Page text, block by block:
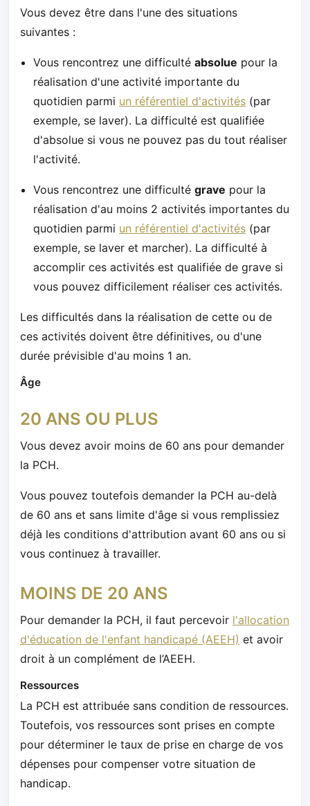
Vous devez être dans l'une des situations
suivantes :
Vous rencontrez une difficultéabsolue pour la
réalisation d'une activité importante du
quotidien parmi un référentiel d'activités (par
exemple, se laver). La difficulté est qualifiée
d'absolue si vous ne pouvez pas du tout réaliser
l'activité.
Vous rencontrez une difficultégrave pour la
réalisation d'au moins 2 activités importantes du
quotidien parmi un référentiel d'activités (par
exemple, se laver et marcher). La difficulté à
accomplir ces activités est qualifiée de grave si
vous pouvez difficilement réaliser ces activités.
Les difficultés dans la réalisation de cette ou de
ces activités doivent être définitives, ou d'une
durée prévisible d'au moins 1 an.
Âge
20 ANS OU PLUS
Vous devez avoir moins de 60 ans pour demander
la PCH.
Vous pouvez toutefois demander la PCH au-delà
de 60 ans et sans limite d'âge si vous remplissiez
déjà les conditions d'attribution avant 60 ans ou si
vous continuez à travailler.
MOINS DE 20 ANS
Pour demander la PCH, il faut percevoir l'allocation
d'éducation de l'enfant handicapé (AEEH) et avoir
droit à un complément de l’AEEH.
Ressources
La PCH est attribuée sans condition de ressources.
Toutefois, vos ressources sont prises en compte
pour déterminer le taux de prise en charge de vos
dépenses pour compenser votre situation de
handicap.